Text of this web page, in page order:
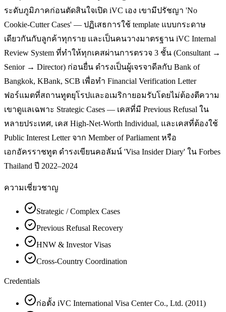
ระดับภูมิภาคก่อนตัดสินใจเปิด iVC เอง เขามีปรัชญา 'No
Cookie-Cutter Cases' — ปฏิเสธการใช้ template แบบกระดาษ
เดียวกันกับลูกค้าทุกราย และเป็นคนวางมาตรฐาน iVC Internal
Review System ที่ทำให้ทุกเคสผ่านการตรวจ 3 ชั้น (Consultant →
Senior → Director) ก่อนยื่น ดำรงเป็นผู้เจรจาดีลกับ Bank of
Bangkok, KBank, SCB เพื่อทำ Financial Verification Letter
ฟอร์แมตที่สถานทูตยุโรปและอเมริกายอมรับโดยไม่ต้องตีความ
เขาดูแลเฉพาะ Strategic Cases — เคสที่มี Previous Refusal ใน
หลายประเทศ, เคส High-Net-Worth Individual, และเคสที่ต้องใช้
Public Interest Letter จาก Member of Parliament หรือ
เอกอัครราชทูต ดำรงเขียนคอลัมน์ 'Visa Insider Diary' ใน Forbes
Thailand ปี 2022–2024
ความเชี่ยวชาญ
Strategic / Complex Cases
Previous Refusal Recovery
HNW & Investor Visas
Cross-Country Coordination
Credentials
ก่อตั้ง iVC International Visa Center Co., Ltd. (2011)